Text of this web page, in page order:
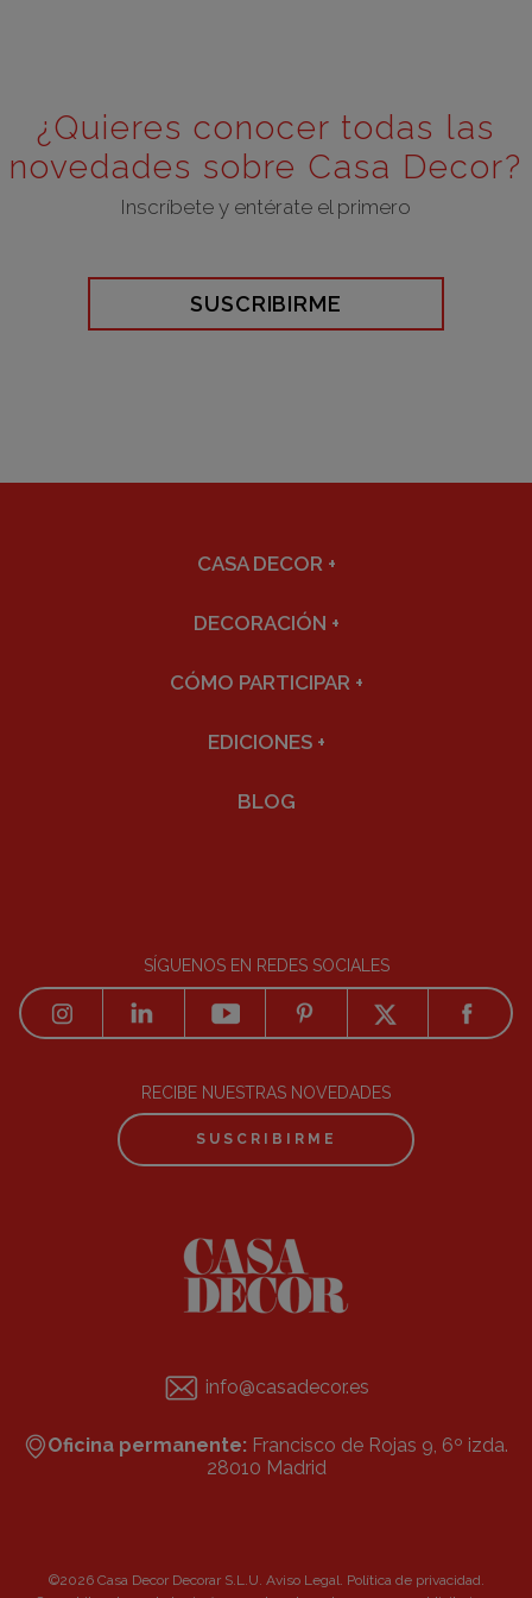
¿Quieres conocer todas las
novedades sobre Casa Decor?
Inscríbete y entérate el primero
SUSCRIBIRME
CASA DECOR +
DECORACIÓN +
CÓMO PARTICIPAR +
EDICIONES +
BLOG
SÍGUENOS EN REDES SOCIALES
RECIBE NUESTRAS NOVEDADES
SUSCRIBIRME
info@casadecor.es
Oficina permanente: Francisco de Rojas 9, 6º izda.
28010 Madrid
©2026 Casa Decor Decorar S.L.U. Aviso Legal. Política de privacidad.